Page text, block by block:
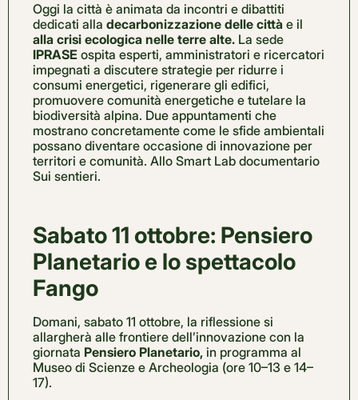
Oggi la città è animata da incontri e dibattiti
dedicati alladecarbonizzazione delle città e il
alla crisi ecologica nelle terre alte. La sede
IPRASE ospita esperti, amministratori e ricercatori
impegnati a discutere strategie per ridurre i
consumi energetici, rigenerare gli edifici,
promuovere comunità energetiche e tutelare la
biodiversità alpina. Due appuntamenti che
mostrano concretamente come le sfide ambientali
possano diventare occasione di innovazione per
territori e comunità. Allo Smart Lab documentario
Sui sentieri.
Sabato 11 ottobre: Pensiero
Planetario e lo spettacolo
Fango
Domani, sabato 11 ottobre, la riflessione si
allargherà alle frontiere dell’innovazione con la
giornata Pensiero Planetario, in programma al
Museo di Scienze e Archeologia (ore 10–13 e 14–
17).